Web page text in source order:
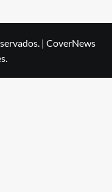
| CoverNews